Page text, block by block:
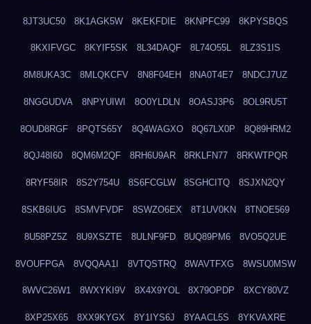
8JT3UC50 8K1AGK5W 8KEKFDIE 8KNPFC99 8KPYSBQS
8KXIFVGC 8KYIF5SK 8L34DAQF 8L74O55L 8LZ3S1IS
8M8UKA3C 8MLQKCFV 8N8F04EH 8NA0T4E7 8NDCJ7UZ
8NGGUDVA 8NPYUIWI 8O0YLDLN 8OASJ3P6 8OL9RU5T
8OUD8RGF 8PQTS65Y 8Q4WAGXO 8Q67LX0P 8Q89HRM2
8QJ48I60 8QM6M2QF 8RH6U9AR 8RKLFN77 8RKWTPQR
8RYF58IR 8S2Y754U 8S6FCGLW 8SGHCITQ 8SJXN2QY
8SKB6IUG 8SMVFVDF 8SWZO6EX 8T1UV0KN 8TNOE569
8U58PZ5Z 8U9XSZTE 8ULNF9FD 8UQ89PM6 8VO5Q2UE
8VOUFPGA 8VQQAA1I 8VTQSTRQ 8WAVTFXG 8WSU0MSW
8WVC26W1 8WXYKI9V 8X4X9YOL 8X79OPDP 8XCY80VZ
8XP25X65 8XX9KYGX 8Y1IYS6J 8YAACL5S 8YKVAXRE